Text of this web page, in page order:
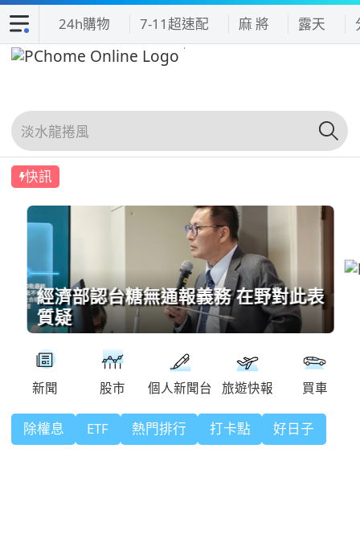
24h購物 7-11超速配 麻 將 露天
快訊
經濟部認台糖無通報義務 在野對此表
質疑
除權息 ETF 熱門排行 打卡點 好日子